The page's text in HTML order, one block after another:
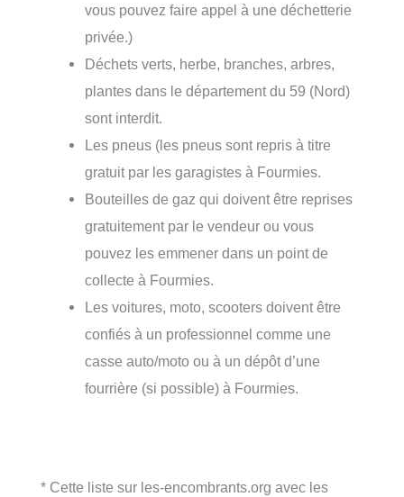
vous pouvez faire appel à une déchetterie
privée.)
Déchets verts, herbe, branches, arbres,
plantes dans le département du 59 (Nord)
sont interdit.
Les pneus (les pneus sont repris à titre
gratuit par les garagistes à Fourmies.
Bouteilles de gaz qui doivent être reprises
gratuitement par le vendeur ou vous
pouvez les emmener dans un point de
collecte à Fourmies.
Les voitures, moto, scooters doivent être
confiés à un professionnel comme une
casse auto/moto ou à un dépôt d’une
fourrière (si possible) à Fourmies.
* Cette liste sur les-encombrants.org avec les